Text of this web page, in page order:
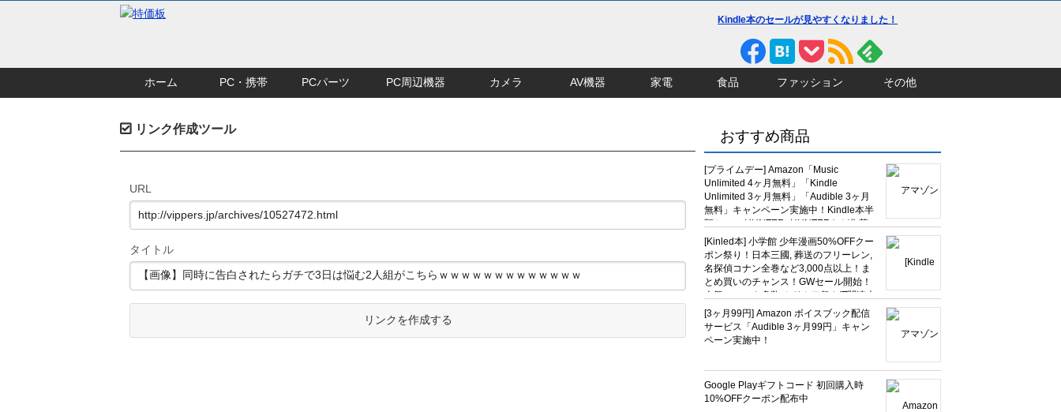
Kindle本のセールが見やすくなりました！
ホーム PC・携帯 PCパーツ PC周辺機器 カメラ AV機器 家電 食品 ファッション その他
おすすめ商品
[プライムデー] Amazon「Music
Unlimited 4ヶ月無料」「Kindle
Unlimited 3ヶ月無料」「Audible 3ヶ月
無料」キャンペーン実施中！Kindle本半
額セール HUNTER×HUNTERなど集英
社、無職転生,幼女戦記など
KADOKAWA、キャプテン翼100円セー
ルも！
[Kinled本] 小学館 少年漫画50%OFFクー
ポン祭り！日本三國, 葬送のフリーレン,
名探偵コナン全巻など3,000点以上！ま
とめ買いのチャンス！GWセール開始！
人気コミック多数 カドカワ祭やIT関連本
がセールに！
[3ヶ月99円] Amazon ボイスブック配信
サービス「Audible 3ヶ月99円」キャン
ペーン実施中！
Google Playギフトコード 初回購入時
10%OFFクーポン配布中
リンク作成ツール
URL
タイトル
リンクを作成する